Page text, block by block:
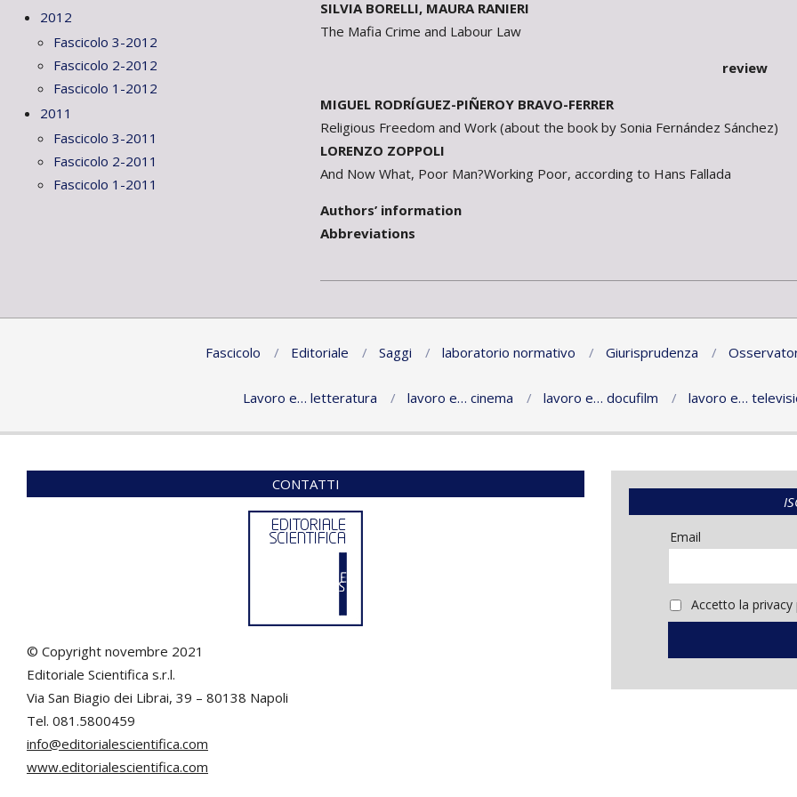
SILVIA BORELLI, MAURA RANIERI
The Mafia Crime and Labour Law
review
MIGUEL RODRÍGUEZ-PIÑEROY BRAVO-FERRER
Religious Freedom and Work (about the book by Sonia Fernández Sánchez)
LORENZO ZOPPOLI
And Now What, Poor Man?Working Poor, according to Hans Fallada
Authors’ information
Abbreviations
02-
2012
Fascicolo 3-2012
Fascicolo 2-2012
Fascicolo 1-2012
2011
Fascicolo 3-2011
Fascicolo 2-2011
Fascicolo 1-2011
Fascicolo Editoriale Saggi laboratorio normativo Giurisprudenza
Lavoro e… letteratura lavoro e… cinema lavoro e… docufilm lavoro e…
CONTATTI
© Copyright novembre 2021
Editoriale Scientifica s.r.l.
Via San Biagio dei Librai, 39 – 80138 Napoli
Tel. 081.5800459
info@editorialescientifica.com
www.editorialescientifica.com
Email
Accetto la privacy